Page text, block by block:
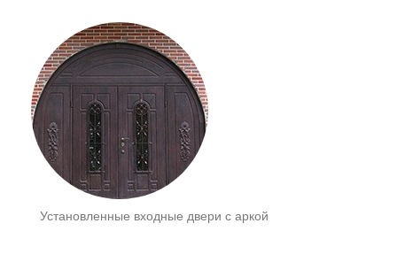
Установленные входные двери с аркой